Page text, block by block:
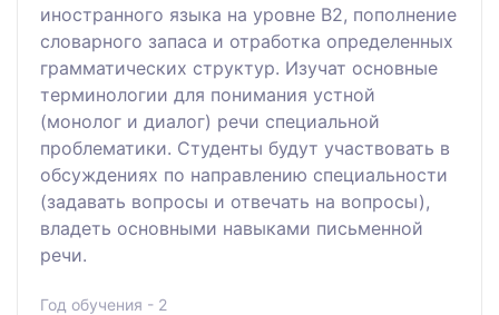
иностранного языка на уровне В2, пополнение
словарного запаса и отработка определенных
грамматических структур. Изучат основные
терминологии для понимания устной
(монолог и диалог) речи специальной
проблематики. Студенты будут участвовать в
обсуждениях по направлению специальности
(задавать вопросы и отвечать на вопросы),
владеть основными навыками письменной
речи.
Год обучения - 2